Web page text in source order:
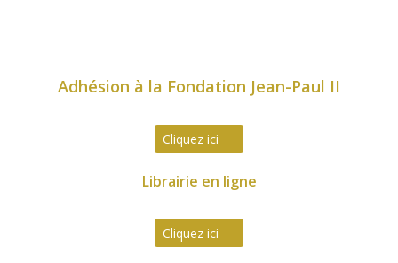
Adhésion à la Fondation Jean-Paul II
Cliquez ici
Librairie en ligne
Cliquez ici